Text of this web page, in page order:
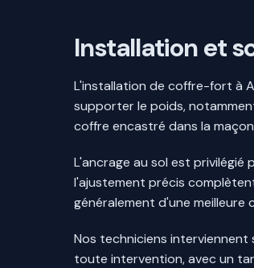
Installation et
L'installation de coffre-fort à
supporter le poids,
coffre encastré dans la
L'ancrage au sol est
l'ajustement précis
généralement d'une meilleure
Nos techniciens
toute intervention, avec un